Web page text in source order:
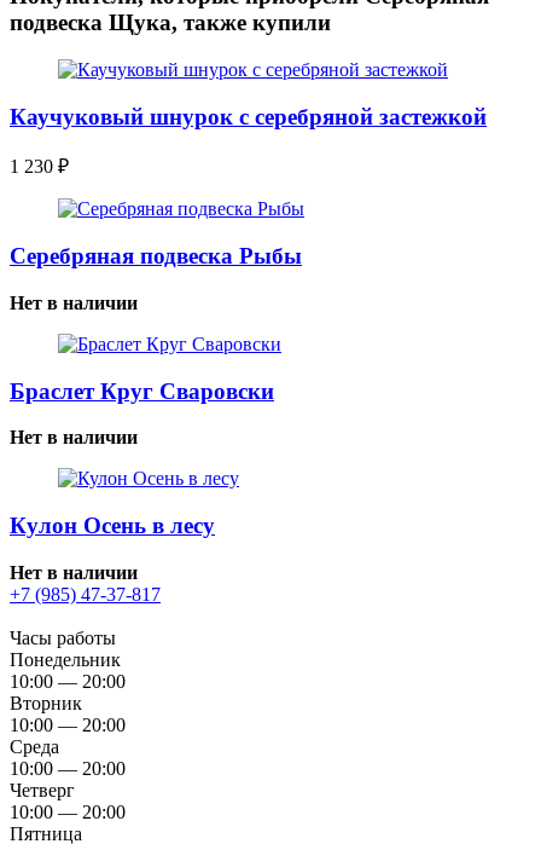
подвеска Щука, также купили
Каучуковый шнурок с серебряной застежкой
1 230 ₽
Серебряная подвеска Рыбы
Нет в наличии
Браслет Круг Сваровски
Нет в наличии
Кулон Осень в лесу
Нет в наличии
+7 (985) 47-37-817
Часы работы
Понедельник
10:00 — 20:00
Вторник
10:00 — 20:00
Среда
10:00 — 20:00
Четверг
10:00 — 20:00
Пятница